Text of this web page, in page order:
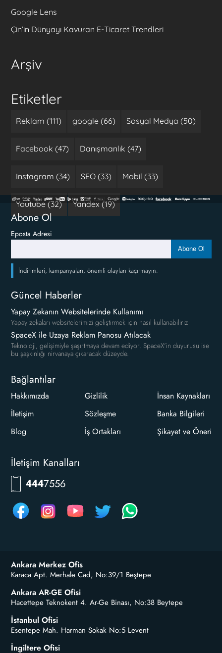
Google Lens
Çin’in Dünyayı Kavuran E-Ticaret Trendleri
Arşiv
Etiketler
Reklam (111) google (66) Sosyal Medya (50)
Facebook (47) Danışmanlık (47)
Instagram (34) SEO (33) Mobil (33)
Youtube (32) Yandex (19)
Abone Ol
Eposta Adresi
Abone Ol
İndirimleri, kampanyaları, önemli olayları kaçırmayın.
Güncel Haberler
Yapay Zekanın Websitelerinde Kullanımı
Yapay zekaları websitelerimizi geliştirmek için nasıl kullanabiliriz
SpaceX ile Uzaya Reklam Panosu Atılacak
Teknoloji, gelişimiyle şaşırtmaya devam ediyor. SpaceX'in duyurusu ise
bu şaşkınlığı nirvanaya çıkaracak düzeyde.
Bağlantılar
Hakkımızda
İletişim
Blog
Gizlilik
Sözleşme
İş Ortakları
İnsan Kaynakları
Banka Bilgileri
Şikayet ve Öneri
İletişim Kanalları
444RKLM
Ankara Merkez Ofis
Karaca Apt. Merhale Cad, No:39/1 Beştepe
Ankara AR-GE Ofisi
Hacettepe Teknokent 4. Ar-Ge Binası, No:38 Beytepe
İstanbul Ofisi
Esentepe Mah. Harman Sokak No:5 Levent
İngiltere Ofisi